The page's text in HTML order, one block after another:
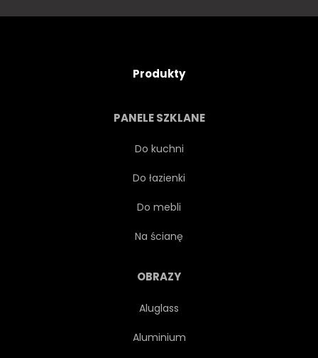
ROWER KINOWY
TECHNOLOGIA
Produkty
PANELE SZKLANE
Do kuchni
Do łazienki
Do mebli
Na ścianę
OBRAZY
Aluglass
Aluminium